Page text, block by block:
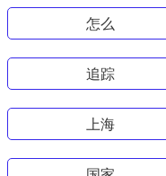
怎么
追踪
上海